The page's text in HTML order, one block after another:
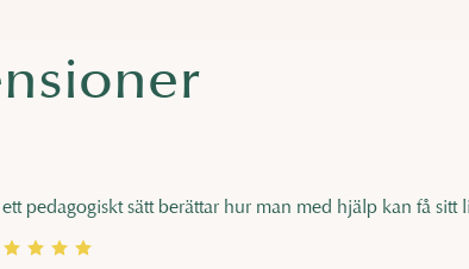
pedagogiskt sätt berättar hur man med hjälp kan få sitt